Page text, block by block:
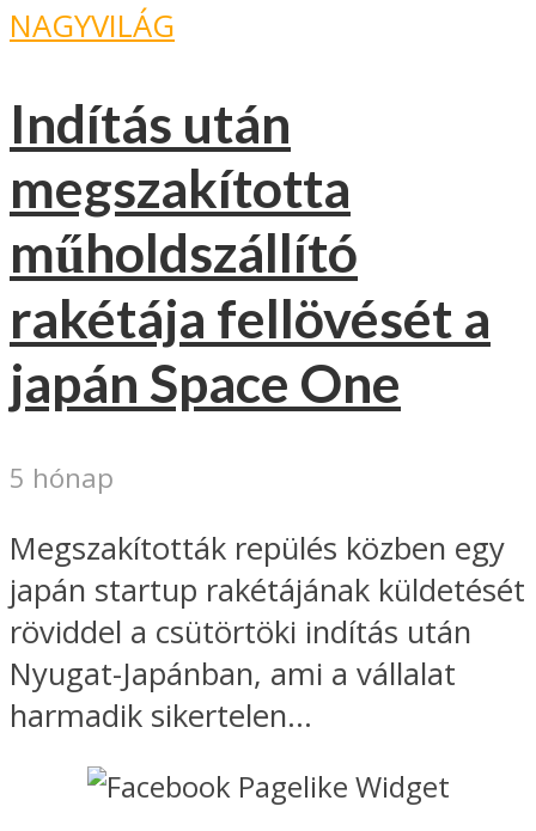
NAGYVILÁG
Indítás után
megszakította
műholdszállító
rakétája fellövését a
japán Space One
5 hónap
Megszakították repülés közben egy
japán startup rakétájának küldetését
röviddel a csütörtöki indítás után
Nyugat-Japánban, ami a vállalat
harmadik sikertelen...